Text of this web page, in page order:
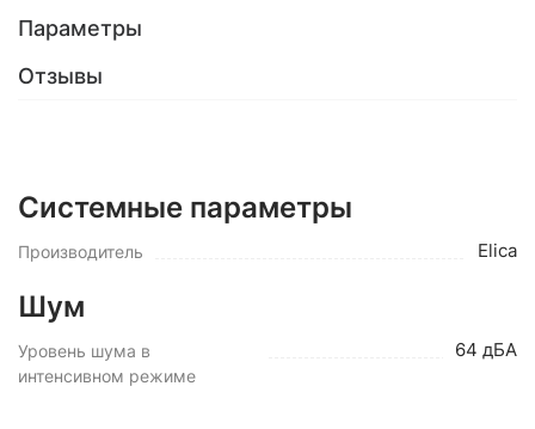
Параметры
Отзывы
Системные параметры
Производитель Elica
Шум
Уровень шума в
интенсивном режиме
64 дБА